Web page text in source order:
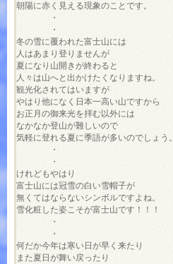
朝陽に赤く見える現象のことです。
・
・
冬の雪に覆われた富士山には
人はあまり登りませんが
夏になり山開きが終わると
人々は山へと出かけたくなりますね。
観光化されてはいますが
やはり他になく日本一高い山ですから
お正月の御来光を拝む以外には
なかなか登山が難しいので
気軽に登れる夏に季語が多いのでしょう。
・
・
けれどもやはり
富士山には冠雪の白い雪帽子が
無くてはならないシンボルですよね。
雪化粧した姿こそが富士山です！！！
・
・
何だか今年は寒い日が早く来たり
また夏日が舞い戻ったり